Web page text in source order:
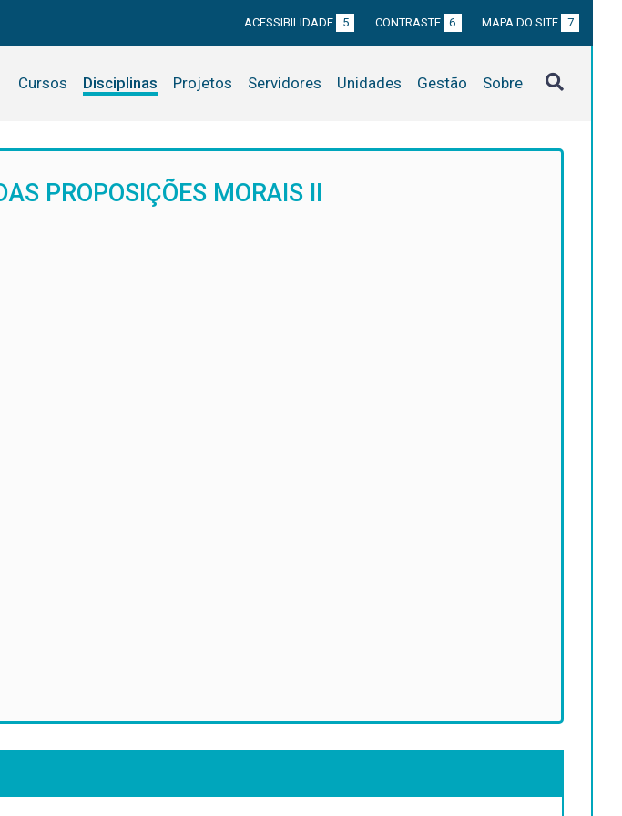
ACESSIBILIDADE 5 CONTRASTE 6 MAPA DO SITE 7
Cursos Disciplinas Projetos Servidores Unidades Gestão Sobre
PROPOSIÇÕES MORAIS II